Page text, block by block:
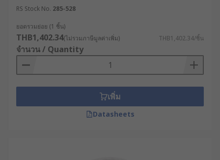
RS Stock No. 285-528
ยอดรวมย่อย (1 ชิ้น)
THB1,402.34(ไม่รวมภาษีมูลค่าเพิ่ม) THB1,402.34/ชิ้น
จำนวน / Quantity
เพิ่ม
Datasheets